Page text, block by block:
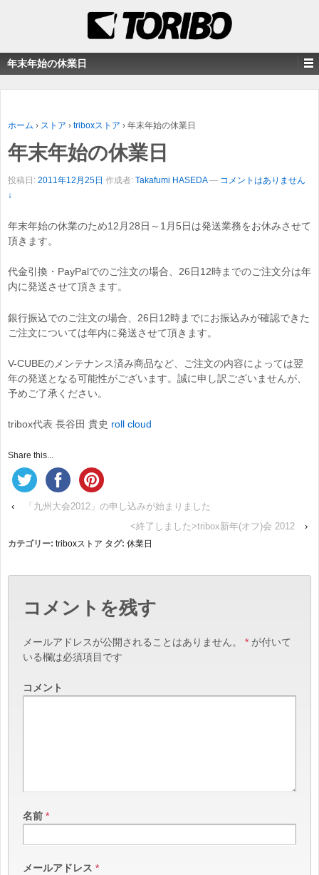
年末年始の休業日
ホーム › ストア › triboxストア › 年末年始の休業日
年末年始の休業日
投稿日: 2011年12月25日 作成者: Takafumi HASEDA — コメントはありません
↓
年末年始の休業のため12月28日～1月5日は発送業務をお休みさせて
頂きます。
代金引換・PayPalでのご注文の場合、26日12時までのご注文分は年
内に発送させて頂きます。
銀行振込でのご注文の場合、26日12時までにお振込みが確認できた
ご注文については年内に発送させて頂きます。
V-CUBEのメンテナンス済み商品など、ご注文の内容によっては翌
年の発送となる可能性がございます。誠に申し訳ございませんが、
予めご了承ください。
tribox代表 長谷田 貴史 roll cloud
Share this...
‹
「九州大会2012」の申し込みが始まりました
<終了しました>tribox新年(オフ)会 2012
›
カテゴリー: triboxストア タグ: 休業日
コメントを残す
メールアドレスが公開されることはありません。 * が付いて
いる欄は必須項目です
コメント
名前 *
メールアドレス *